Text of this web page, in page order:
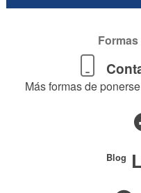
Más formas de
Blog